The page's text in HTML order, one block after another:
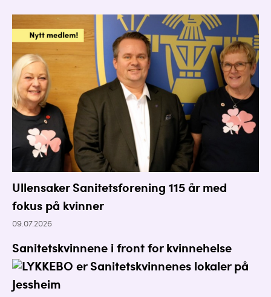
Ullensaker Sanitetsforening 115 år med
fokus på kvinner
09.07.2026
Sanitetskvinnene i front for kvinnehelse